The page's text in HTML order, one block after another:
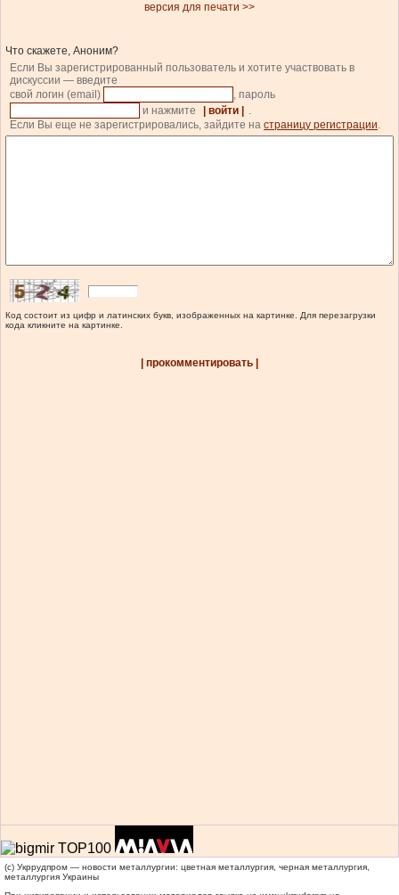
версия для печати >>
Что скажете, Аноним?
Если Вы зарегистрированный пользователь и хотите участвовать в
дискуссии — введите
свой логин (email)
, пароль
и нажмите
| войти |
.
Если Вы еще не зарегистрировались, зайдите на страницу регистрации.
Код состоит из цифр и латинских букв, изображенных на картинке. Для перезагрузки
кода кликните на картинке.
| прокомментировать |
(c) Укррудпром — новости металлургии: цветная металлургия, черная металлургия,
металлургия Украины